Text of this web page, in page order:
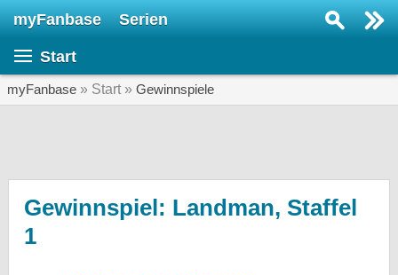
myFanbase Serien
Start
myFanbase » Start » Gewinnspiele
Gewinnspiel: Landman, Staffel
1
SERIEN